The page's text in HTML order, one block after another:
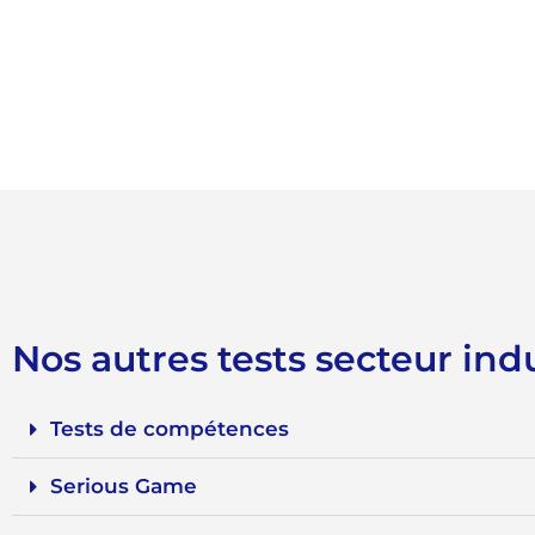
Nos autres tests secteur
Tests de compétences
Serious Game